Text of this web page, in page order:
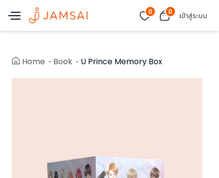
0 0 เข้าสู่ระบบ
Home Book U Prince Memory Box